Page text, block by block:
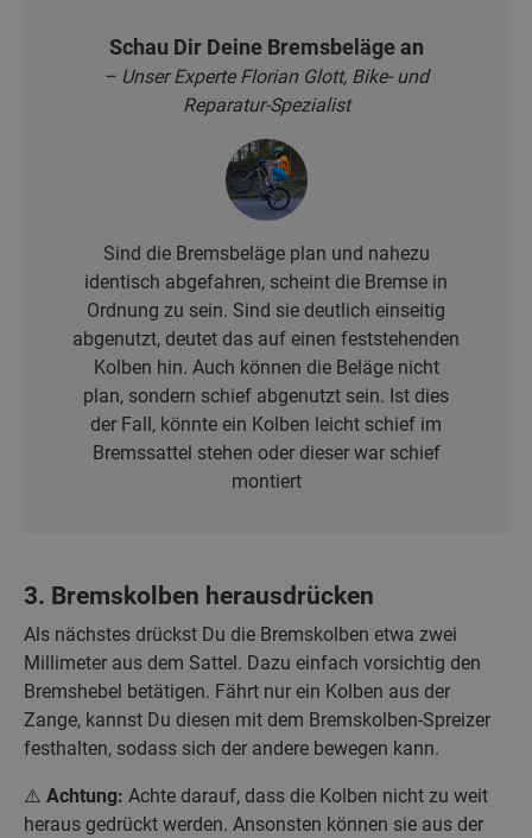
Schau Dir Deine Bremsbeläge an
– Unser Experte Florian Glott, Bike- und
Reparatur-Spezialist
Sind die Bremsbeläge plan und nahezu
identisch abgefahren, scheint die Bremse in
Ordnung zu sein. Sind sie deutlich einseitig
abgenutzt, deutet das auf einen feststehenden
Kolben hin. Auch können die Beläge nicht
plan, sondern schief abgenutzt sein. Ist dies
der Fall, könnte ein Kolben leicht schief im
Bremssattel stehen oder dieser war schief
montiert
3. Bremskolben herausdrücken
Als nächstes drückst Du die Bremskolben etwa zwei
Millimeter aus dem Sattel. Dazu einfach vorsichtig den
Bremshebel betätigen. Fährt nur ein Kolben aus der
Zange, kannst Du diesen mit dem Bremskolben-Spreizer
festhalten, sodass sich der andere bewegen kann.
⚠️ Achtung: Achte darauf, dass die Kolben nicht zu weit
heraus gedrückt werden. Ansonsten können sie aus der